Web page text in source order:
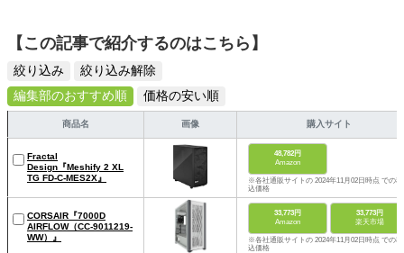
【この記事で紹介するのはこちら】
絞り込み
絞り込み解除
編集部のおすすめ順
価格の安い順
商品名 画像 購入サイト
Fractal
Design『Meshify 2 XL
TG FD-C-MES2X』
48,782円
Amazon
※各社通販サイトの 2024年11月02日時点 での税
込価格
‎CORSAIR『7000D
AIRFLOW（CC-9011219-
WW）』
33,773円
Amazon
33,773円
楽天市場
※各社通販サイトの 2024年11月02日時点 での税
込価格